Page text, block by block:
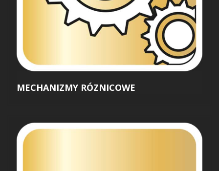
MECHANIZMY RÓZNICOWE